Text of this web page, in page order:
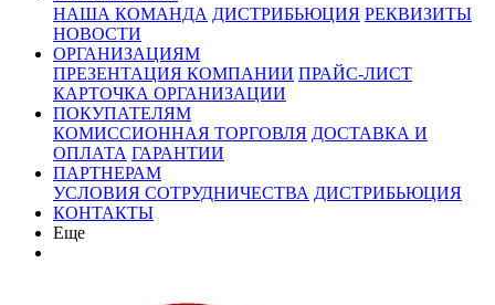
НАША КОМАНДА ДИСТРИБЬЮЦИЯ РЕКВИЗИТЫ
НОВОСТИ
ОРГАНИЗАЦИЯМ
ПРЕЗЕНТАЦИЯ КОМПАНИИ ПРАЙС-ЛИСТ
КАРТОЧКА ОРГАНИЗАЦИИ
ПОКУПАТЕЛЯМ
КОМИССИОННАЯ ТОРГОВЛЯ ДОСТАВКА И
ОПЛАТА ГАРАНТИИ
ПАРТНЕРАМ
УСЛОВИЯ СОТРУДНИЧЕСТВА ДИСТРИБЬЮЦИЯ
КОНТАКТЫ
Еще